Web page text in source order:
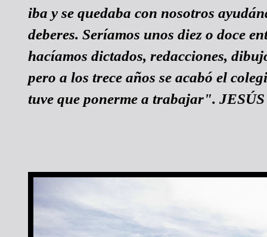
iba y se quedaba con nosotros
deberes. Seríamos unos diez o doce
hacíamos dictados, redacciones,
pero a los trece años se acabó el
tuve que ponerme a trabajar".